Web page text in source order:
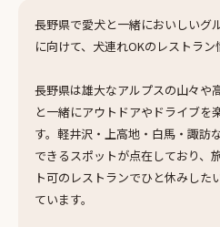
長野県で愛犬と一緒においしいグ
に向けて、犬連れOKのレストラン
長野県は雄大なアルプスの山々や
と一緒にアウトドアやドライブを
す。軽井沢・上高地・白馬・諏訪
できるスポットが点在しており、
ト可のレストランでひと休みした
ています。